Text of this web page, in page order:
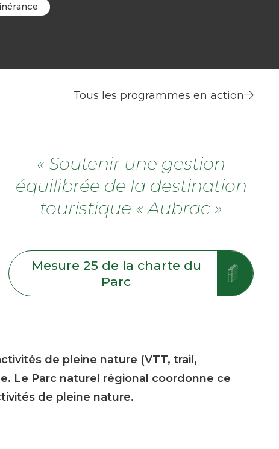
Tous les programmes en action
« Soutenir une gestion
équilibrée de la destination
touristique « Aubrac »
Mesure 25 de la charte du
Parc
de pleine nature (VTT, trail,
Le Parc naturel régional coordonne ce
de pleine nature.